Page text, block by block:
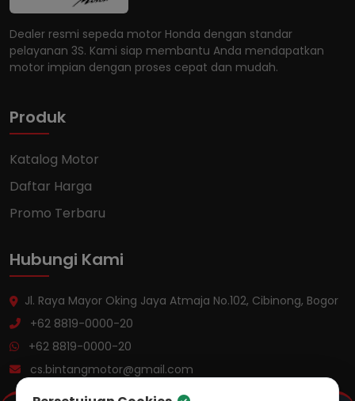
Dealer resmi sepeda motor Honda dengan standar
pelayanan 3S. Kami siap membantu Anda mendapatkan
motor impian dengan proses cepat dan mudah.
Produk
Katalog Motor
Daftar Harga
Promo Terbaru
Hubungi Kami
Jl. Raya Mayor Oking Jaya Atmaja No.102, Cibinong, Bogor
+62 8819-0000-20
+62 8819-0000-20
cs.bintangmotor@gmail.com